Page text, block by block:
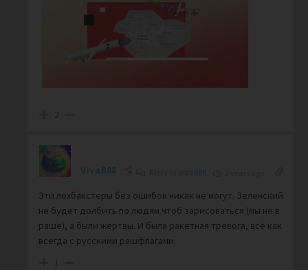
2
Viva888 Viva888
Эти лохбакстеры без ошибок никак не могут. Зеленский
не будет долбить по людям чтоб зарисоваться (мы не в
раше), а были жертвы. И была ракетная тревога, всё как
всегда с русскими рашфлагами.
1